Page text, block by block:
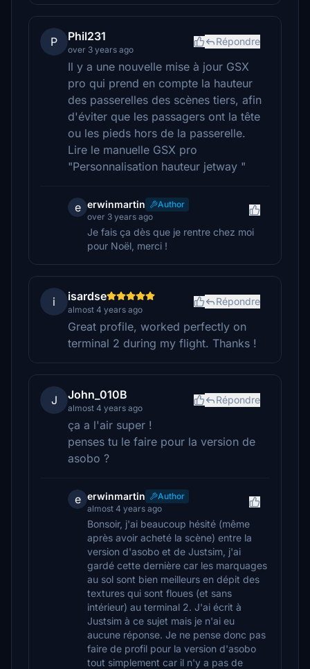
P Phil231
over 3 years ago
Répondre
Il y a une nouvelle mise à jour GSX
pro qui prend en compte la hauteur
des passerelles des scènes tiers, afin
d'éviter que les passagers ont la tête
ou les pieds hors de la passerelle.
Lire le manuelle GSX pro
"Personnalisation hauteur jetway "
e erwinmartin
Author
over 3 years ago
Je fais ça dès que je rentre chez moi
pour Noël, merci !
i isardse
almost 4 years ago
Répondre
Great profile, worked perfectly on
terminal 2 during my flight. Thanks !
J John_010B
almost 4 years ago
Répondre
ça a l'air super !
penses tu le faire pour la version de
asobo ?
e erwinmartin
Author
almost 4 years ago
Bonsoir, j'ai beaucoup hésité (même
après avoir acheté la scène) entre la
version d'asobo et de Justsim, j'ai
gardé cette dernière car les marquages
au sol sont bien meilleurs en dépit des
textures qui sont floues (et sans
intérieur) au terminal 2. J'ai écrit à
Justsim à ce sujet mais je n'ai eu
aucune réponse. Je ne pense donc pas
faire de profil pour la version d'asobo
tout simplement car il n'y a pas de